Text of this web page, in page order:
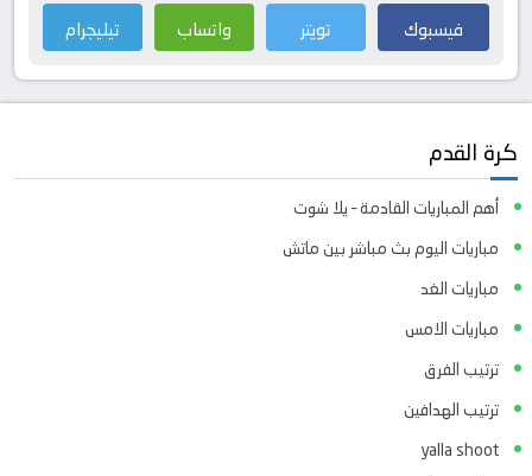
فيسبوك تويتر واتساب تيليجرام
كرة القدم
أهم المباريات القادمة – يلا شوت
مباريات اليوم بث مباشر بين ماتش
مباريات الغد
مباريات الامس
ترتيب الفرق
ترتيب الهدافين
yalla shoot